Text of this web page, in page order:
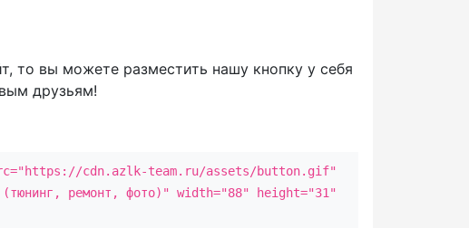
то вы можете разместить нашу кнопку у себя
друзьям!
cdn.azlk-team.ru/assets/button.gif"
(тюнинг, ремонт, фото)" width="88" height="31"